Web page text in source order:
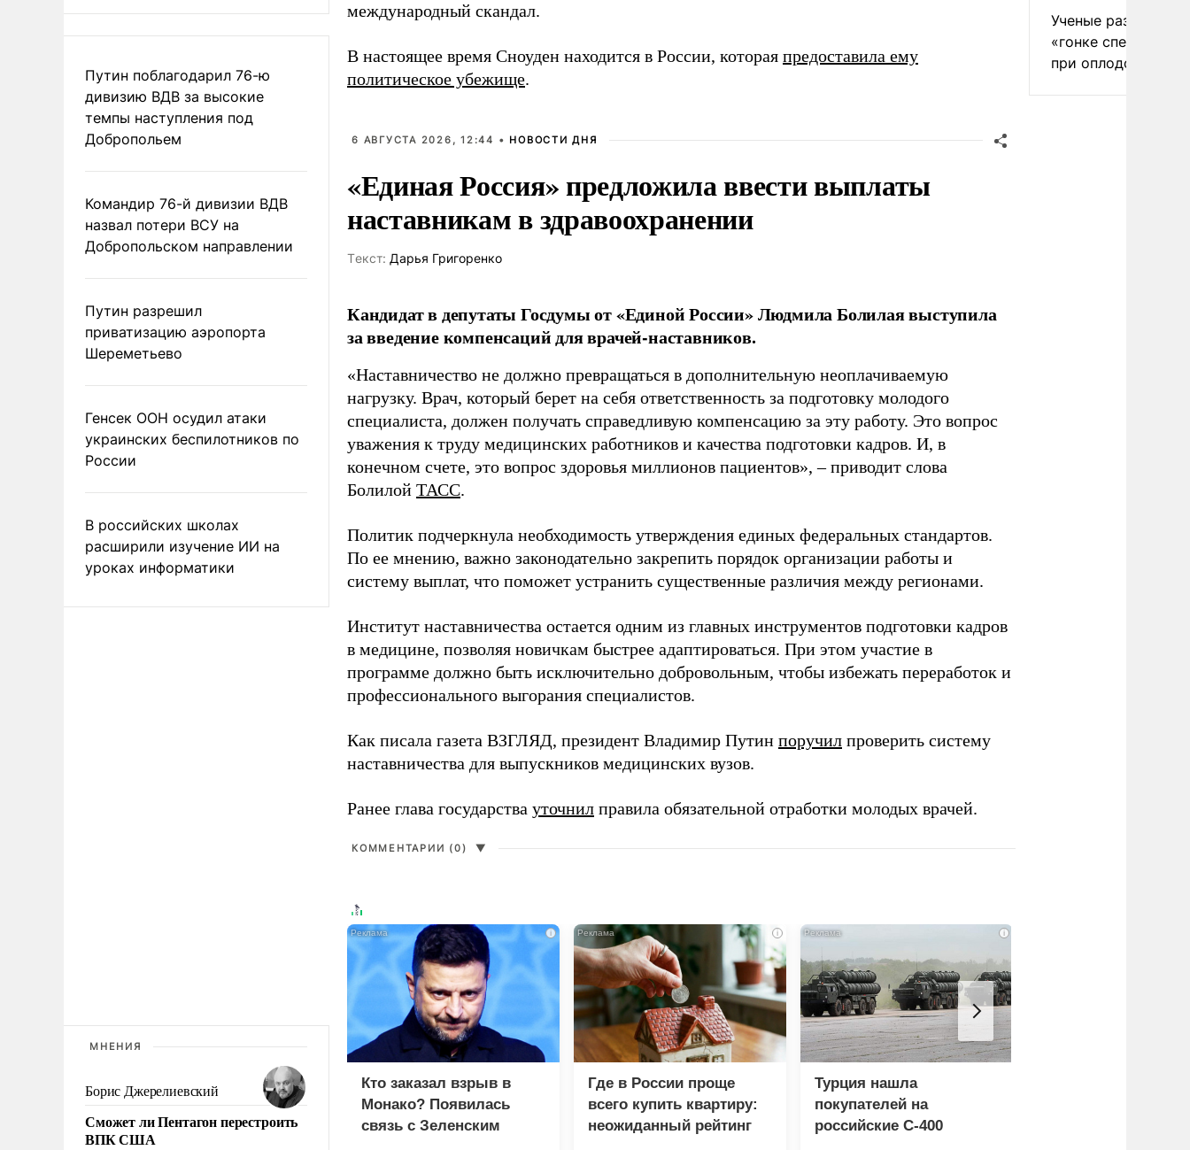
Путин поблагодарил 76-ю
дивизию ВДВ за высокие
темпы наступления под
Добропольем
Командир 76-й дивизии ВДВ
назвал потери ВСУ на
Добропольском направлении
Путин разрешил
приватизацию аэропорта
Шереметьево
Генсек ООН осудил атаки
украинских беспилотников по
России
В российских школах
расширили изучение ИИ на
уроках информатики
МНЕНИЯ
Борис Джерелиевский
Сможет ли Пентагон перестроить
ВПК США
международный скандал.
В настоящее время Сноуден находится в России, которая предоставила ему
политическое убежище.
6 АВГУСТА 2026, 12:44 • НОВОСТИ ДНЯ
«Единая Россия» предложила ввести выплаты
наставникам в здравоохранении
Tекст: Дарья Григоренко
Кандидат в депутаты Госдумы от «Единой России» Людмила Болилая выступила
за введение компенсаций для врачей-наставников.
«Наставничество не должно превращаться в дополнительную неоплачиваемую
нагрузку. Врач, который берет на себя ответственность за подготовку молодого
специалиста, должен получать справедливую компенсацию за эту работу. Это вопрос
уважения к труду медицинских работников и качества подготовки кадров. И, в
конечном счете, это вопрос здоровья миллионов пациентов», – приводит слова
Болилой ТАСС.
Политик подчеркнула необходимость утверждения единых федеральных стандартов.
По ее мнению, важно законодательно закрепить порядок организации работы и
систему выплат, что поможет устранить существенные различия между регионами.
Институт наставничества остается одним из главных инструментов подготовки кадров
в медицине, позволяя новичкам быстрее адаптироваться. При этом участие в
программе должно быть исключительно добровольным, чтобы избежать переработок и
профессионального выгорания специалистов.
Как писала газета ВЗГЛЯД, президент Владимир Путин поручил проверить систему
наставничества для выпускников медицинских вузов.
Ранее глава государства уточнил правила обязательной отработки молодых врачей.
КОММЕНТАРИИ (0) ▼
i
Кто заказал взрыв в
Монако? Появилась
связь с Зеленским
i
Где в России проще
всего купить квартиру:
неожиданный рейтинг
i
Турция нашла
покупателей на
российские C-400
Ученые
«гонке
при